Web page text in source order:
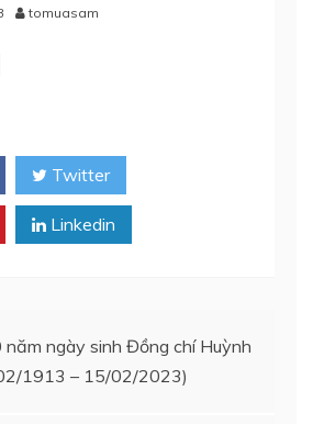
tomuasam
Twitter
Linkedin
năm ngày sinh Đồng chí Huỳnh
1913 – 15/02/2023)